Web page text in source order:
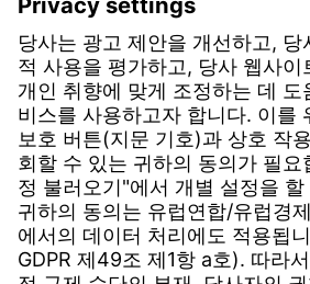
고객문의
사업장 소개
문의하기
서비스